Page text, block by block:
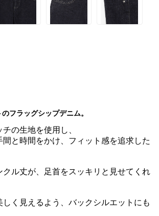
フラッグシップデニム。
の生地を使用し、
と時間をかけ、フィット感を追求した
クル丈が、足首をスッキリと見せてくれ
しく見えるよう、バックシルエットにも